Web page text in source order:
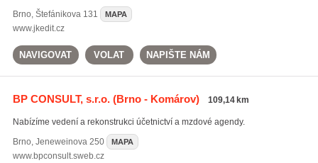
Brno, Štefánikova 131 MAPA
www.jkedit.cz
NAVIGOVAT VOLAT NAPIŠTE NÁM
BP CONSULT, s.r.o.(Brno - Komárov) 109,14 km
Nabízíme vedení a rekonstrukci účetnictví a mzdové agendy.
Brno, Jeneweinova 250 MAPA
www.bpconsult.sweb.cz